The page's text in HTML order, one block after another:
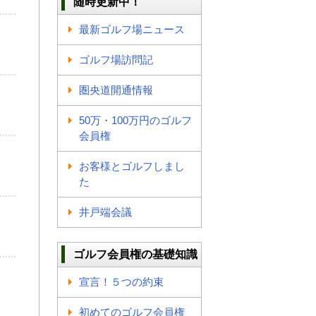
最新ゴルフ場ニュース
ゴルフ場訪問記
圏央道開通情報
50万・100万円のゴルフ
会員権
お客様とゴルフしまし
た
井戸端会議
ゴルフ会員権の基礎知識
宣言！５つの約束
初めてのゴルフ会員権